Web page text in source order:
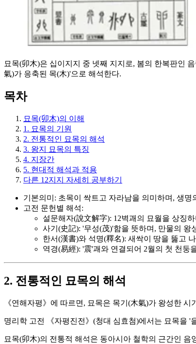
묘목(卯木)은 십이지지 중 넷째 지지로, 봄의 한복판인
氣)가 응축된 목(木)'으로 해석한다.
목차
묘목(卯木)의 이해
1. 묘목의 기원
2. 전통적인 묘목의 해석
3. 왕지 묘목의 특징
4. 지장간
5. 현대적 해석과 적용
다른 12지지 자세히 공부하기
기본의미: 초목이 싹트고 자라남을 의미하며, 생명
고전 문헌별 해석:
설문해자(說文解字): 12벽괘의 묘월을 상징
사기(史記): '무성(茂)'함을 뜻하며, 만물의 왕
한서(漢書)와 석명(釋名): 새싹이 땅을 뚫고
역경(易經): '震'괘와 연결되어 2월의 첫 천둥
2. 전통적인 묘목의 해석
《연해자평》에 따르면, 묘목은 목기(木氣)가 왕성한
명리학 고전 《자평진전》(청대 심효첨)에서는 묘목을 '
묘목(卯木)의 전통적 해석은 동아시아 철학의 근간인